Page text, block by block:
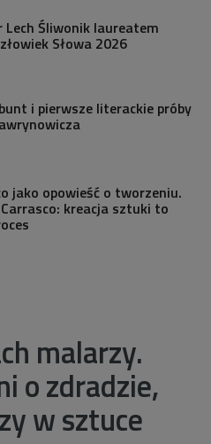
Lech Śliwonik laureatem
Słowa 2026
i pierwsze literackie próby
jako opowieść o tworzeniu.
kreacja sztuki to
malarzy.
o zdradzie,
w sztuce